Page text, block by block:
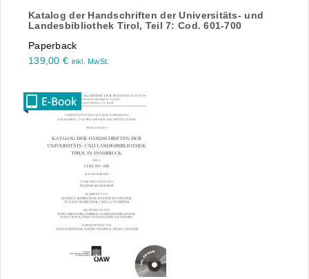
Katalog der Handschriften der Universitäts- und
Landesbibliothek Tirol, Teil 7: Cod. 601-700
Paperback
139,00 € inkl. MwSt.